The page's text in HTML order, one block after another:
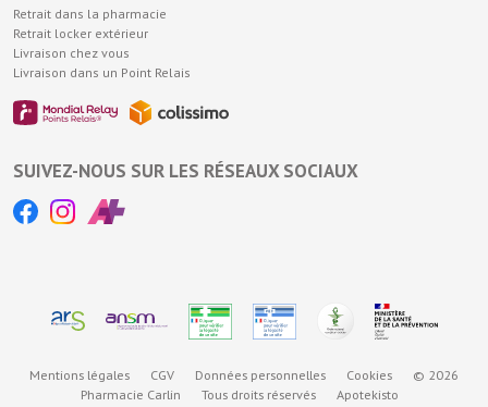
Retrait dans la pharmacie
Retrait locker extérieur
Livraison chez vous
Livraison dans un Point Relais
SUIVEZ-NOUS SUR LES RÉSEAUX SOCIAUX
Mentions légales CGV Données personnelles Cookies
© 2026
Pharmacie Carlin
Tous droits réservés Apotekisto